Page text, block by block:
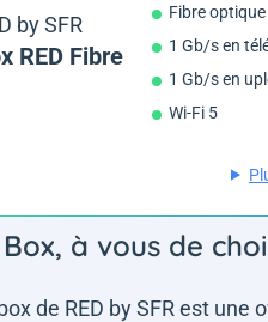
by SFR
RED Fibre
Fibre optique
1 Gb/s en
1 Gb/s en
Wi-Fi 5
Box, à vous de
de RED by SFR est